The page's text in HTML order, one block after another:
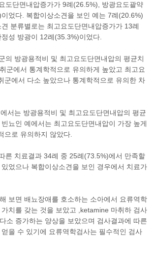
도단면내압증가가 9례(26.5%), 방광요도괄약
었다. 복합이상소견을 보인 예는 7례(20.6%)
분류별로는 최고요도단면내압증가가 13례
성 방광이 12례(35.3%)이었다.
의 방광용적비 및 최고요도단면내압의 평균치
군에서 통계학적으로 유의하게 높았고 최고요
군에서 다소 높았으나 통계학적으로 유의한 차
서는 방광용적비 및 최고요도단면내압의 평균
뇨인 예에서는 최고요도단면내압이 가장 높게
으로 유의하지 않았다.
른 치료결과 34례 중 25례(73.5%)에서 만족할
었으나 복합이상소견을 보인 경우에서 치료가
보면 배뇨장애를 호소하는 소아에서 요류역학
치를 갖는 것을 보았고 ,ketamine 마취하 검사
소 증가하는 양상을 보았으며 검사결과에 따른
을 수 있기에 요류역학검사는 필수적인 검사